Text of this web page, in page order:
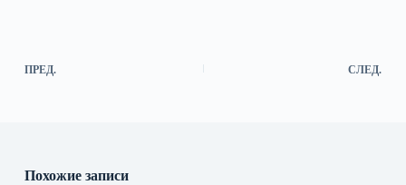
ПРЕД. СЛЕД.
Похожие записи